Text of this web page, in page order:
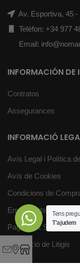
Av. Esportiva, 45 -
Telèfon: +34 977
Email:
INFORMACIÓN DE
Contratos
Assegurances
INFORMACIÓ
Avís Legal i Política
Avís de Cookies
Condicions de
Enviaments,
Pagament Segur
Resolució de Litigis
Tens
T'ajudem